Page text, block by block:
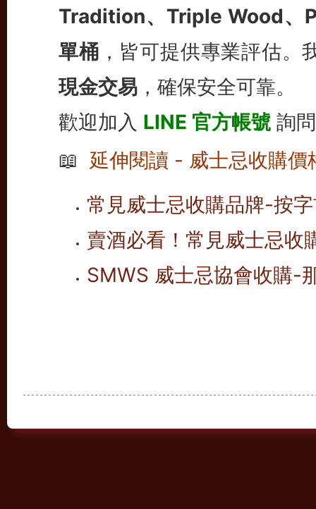
Tradition、Triple Wood、
單桶 ，皆可提供專業評估。
現金交易 ，確保安全可靠。
歡迎加入 LINE 官方帳號 詢
📖 延伸閱讀 - 威士忌收購價
常見威士忌收購品牌-按
賣酒必看！常見威士忌收
SMWS 威士忌協會收購-